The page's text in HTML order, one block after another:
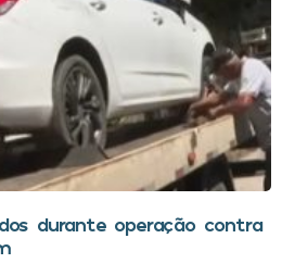
durante operação contra